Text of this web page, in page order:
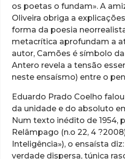
os poetas o fundam». A
Oliveira obriga a
forma da poesia
metacrítica aprofundam a
autor, Camões é símbolo
Antero revela a tensão
neste ensaísmo) entre o
Eduardo Prado Coelho
da unidade e do absoluto
Num texto inédito de 1954,
Relâmpago (n.o 22, 4
Inteligência»), o ensaísta
verdade dispersa, túnica